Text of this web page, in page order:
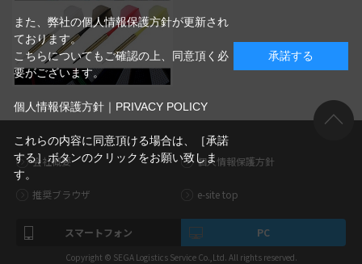
会社概要 個人情報保護方針
推奨ブラウザ e-site top
スマートフォン PC
Copyright © SEGA Logistics Service Co.,Ltd. All rights reserved.
また、弊社の個人情報保護方針が更新され
ております。
こちらについてもご確認の上、同意頂く必
要がございます。
個人情報保護方針｜PRIVACY POLICY
これらの内容に同意頂ける場合は、［承諾
する］ボタンのクリックをお願い致しま
す。
承諾する